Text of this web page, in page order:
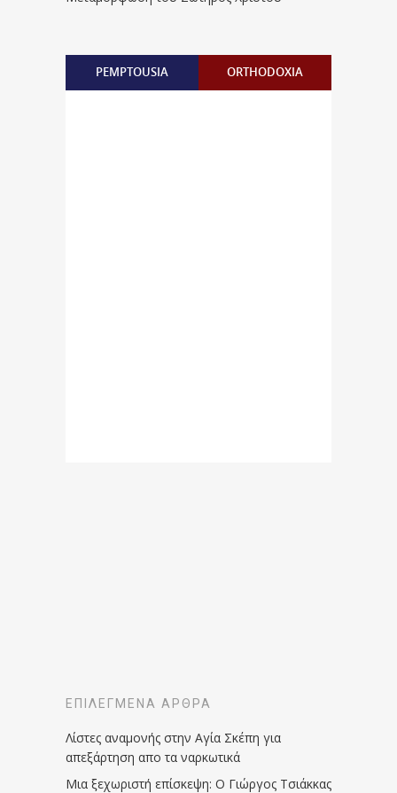
PEMPTOUSIA ORTHODOXIA
ΕΠΙΛΕΓΜΈΝΑ ΆΡΘΡΑ
Λίστες αναμονής στην Αγία Σκέπη για
απεξάρτηση απο τα ναρκωτικά
Μια ξεχωριστή επίσκεψη: Ο Γιώργος Τσιάκκας